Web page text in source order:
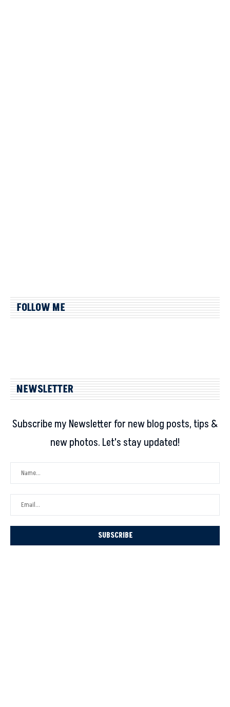
FOLLOW ME
NEWSLETTER
Subscribe my Newsletter for new blog posts, tips &
new photos. Let's stay updated!